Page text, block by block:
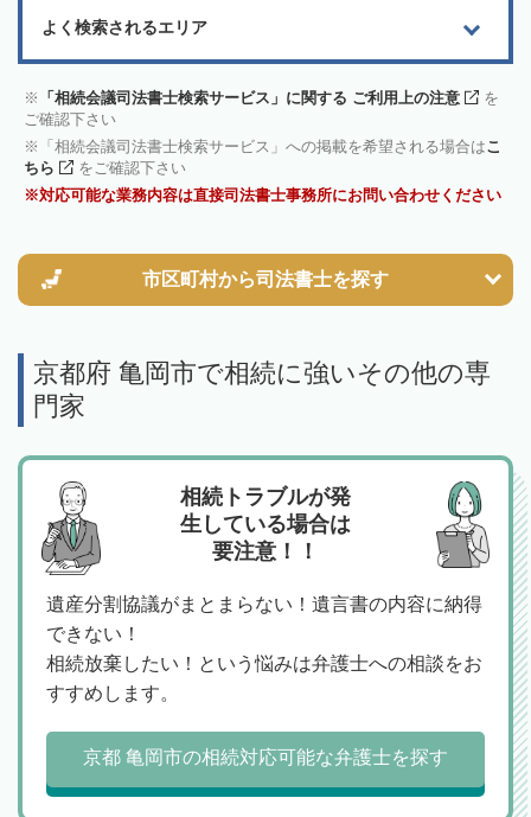
よく検索されるエリア
「相続会議司法書士検索サービス」に関する ご利用上の注意
を
ご確認下さい
「相続会議司法書士検索サービス」への掲載を希望される場合はこ
ちら
をご確認下さい
対応可能な業務内容は直接司法書士事務所にお問い合わせください
市区町村から司法書士を探す
京都府 亀岡市で相続に強いその他の専
門家
相続トラブルが発
生している場合は
要注意！！
遺産分割協議がまとまらない！遺言書の内容に納得
できない！
相続放棄したい！という悩みは弁護士への相談をお
すすめします。
京都 亀岡市の相続対応可能な弁護士を探す